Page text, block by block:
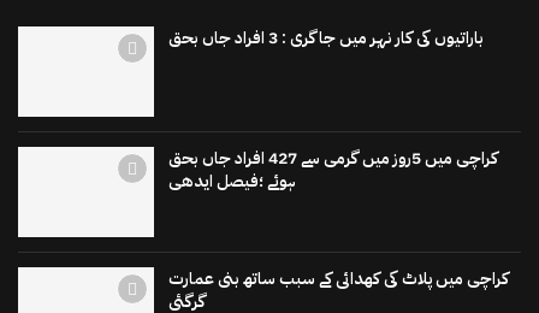
باراتیوں کی کار نہر میں جاگری : 3 افراد جاں بحق
کراچی میں 5روز میں گرمی سے 427 افراد جاں بحق
ہوئے ؛فیصل ایدھی
کراچی میں پلاٹ کی کھدائی کے سبب ساتھ بنی عمارت
گرگئی